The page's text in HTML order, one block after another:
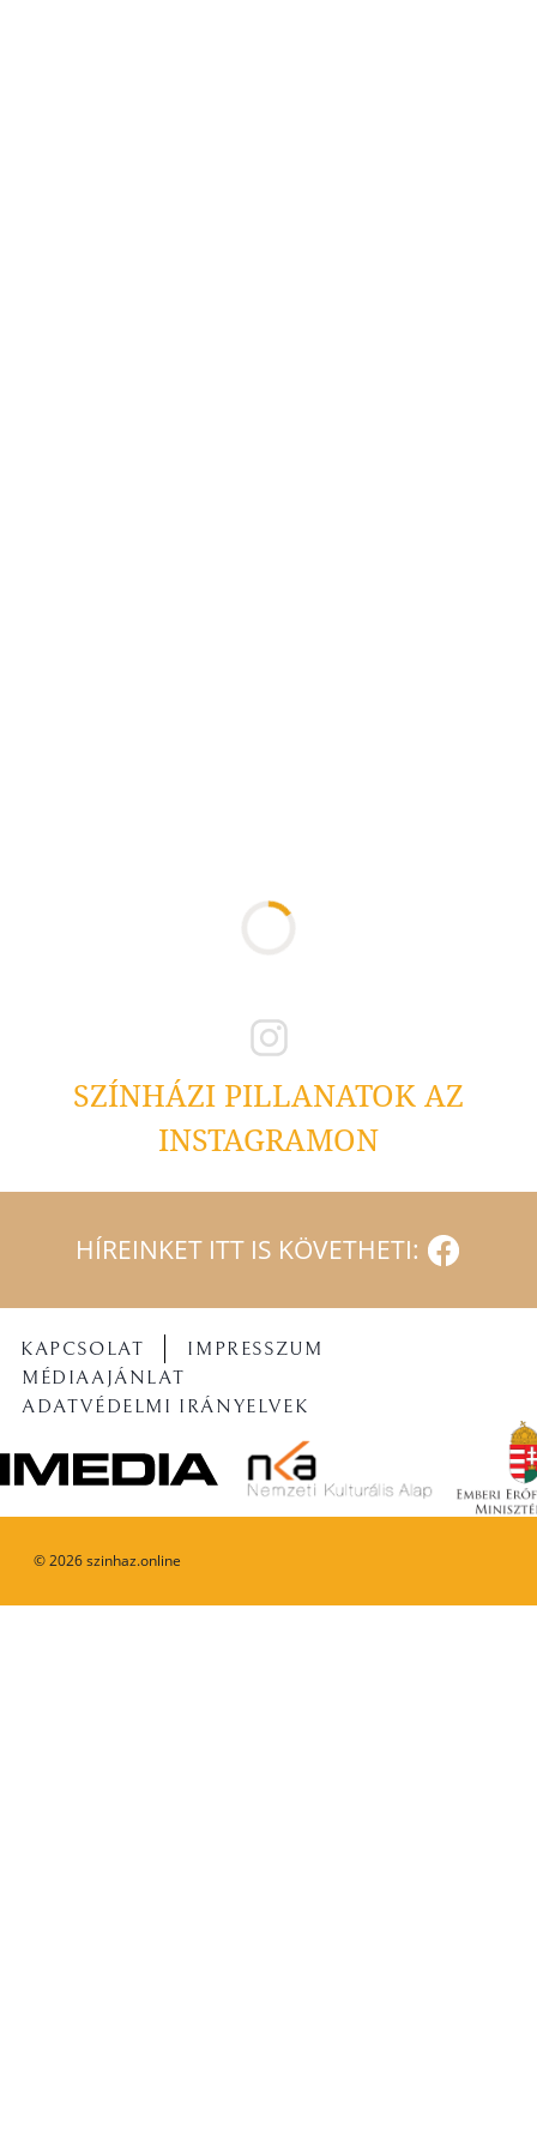
SZÍNHÁZI PILLANATOK AZ
INSTAGRAMON
HÍREINKET ITT IS KÖVETHETI:
©2026szinhaz.online
KAPCSOLAT
IMPRESSZUM
MÉDIAAJÁNLAT
ADATVÉDELMI IRÁNYELVEK